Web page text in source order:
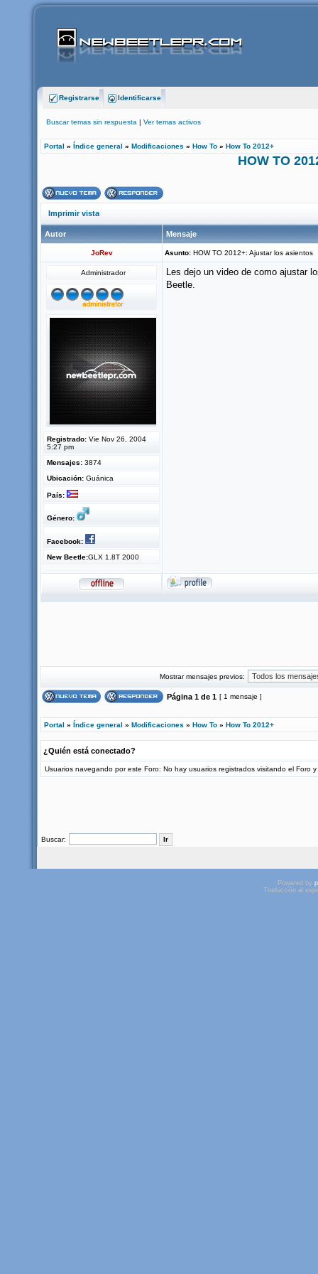
Registrarse Identificarse
Buscar temas sin respuesta | Ver temas activos
Portal » Índice general » Modificaciones » How To » How To 2012+
HOW TO
Imprimir vista
Autor Mensaje
JoRev Asunto: HOW TO 2012+: Ajustar los asientos
Administrador
Registrado: Vie Nov 26, 2004
5:27 pm
Mensajes: 3874
Ubicación: Guánica
País:
Género:
Facebook:
New Beetle:GLX 1.8T 2000
Les dejo un video de como ajustar
Beetle.
Mostrar mensajes previos:
Página 1 de 1 [ 1 mensaje ]
Portal » Índice general » Modificaciones » How To » How To 2012+
¿Quién está conectado?
Usuarios navegando por este Foro: No hay usuarios registrados visitando el Foro
Buscar:
Powered by
Traducción al